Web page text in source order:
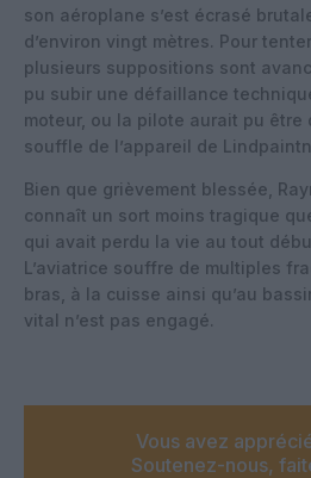
son aéroplane s’est écrasé
d’environ vingt mètres. Pour
plusieurs suppositions sont
pu subir une défaillance
moteur, ou la pilote aurait pu être
souffle de l’appareil de
Bien que grièvement blessée,
connaît un sort moins tragique
qui avait perdu la vie au tout
L’aviatrice souffre de multiples
bras, à la cuisse ainsi qu’au
vital n’est pas engagé.
Vous avez
Soutenez-nous,